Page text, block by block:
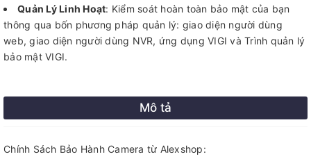
Quản Lý Linh Hoạt: Kiểm soát hoàn toàn bảo mật của bạn
thông qua bốn phương pháp quản lý: giao diện người dùng
web, giao diện người dùng NVR, ứng dụng VIGI và Trình quản lý
bảo mật VIGI.
Mô tả
Chính Sách Bảo Hành Camera từ Alexshop: